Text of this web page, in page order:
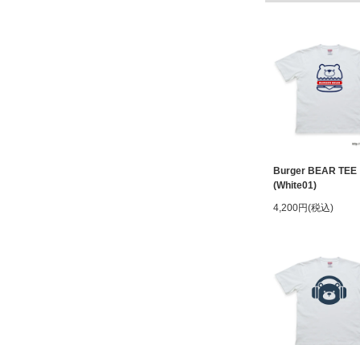
Burger BEAR TEE
(White01)
4,200円(税込)